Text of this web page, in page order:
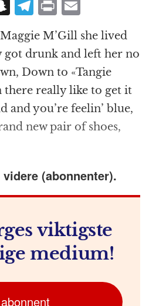
t
o
n
S
a
p
c
h
at
T
e
g
r
a
m
P
ri
n
t
m
ai
l
M’Gill she lived
got drunk and left her no
Down to «Tangie
there really like to get it
and you’re feelin’ blue,
new pair of shoes,
(abonnenter).
viktigste
medium!